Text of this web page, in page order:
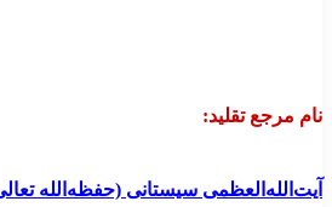
مرجع تقلید:
سیستانی (حفظه‌الله تعالی)